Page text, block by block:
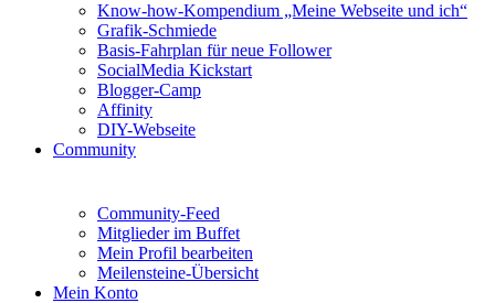
Know-how-Kompendium „Meine Webseite und ich“
Grafik-Schmiede
Basis-Fahrplan für neue Follower
SocialMedia Kickstart
Blogger-Camp
Affinity
DIY-Webseite
Community
Community-Feed
Mitglieder im Buffet
Mein Profil bearbeiten
Meilensteine-Übersicht
Mein Konto